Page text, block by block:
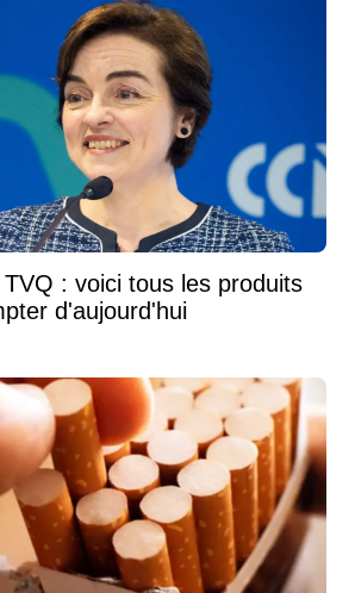
: voici tous les produits
d'aujourd'hui